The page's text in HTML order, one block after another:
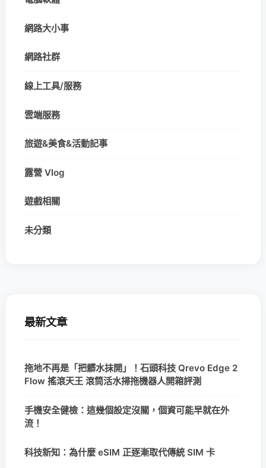
網路大小事
網路社群
線上工具/服務
雲端服務
旅遊&美食&活動記事
露營 Vlog
遊戲相關
未分類
最新文章
拖地不再是「把髒水抹開」！石頭科技 Qrevo Edge 2
Flow 搖滾天王 滾筒活水掃拖機器人開箱評測
手機安全健檢：這幾個設定沒關，個資可能早就在外
流！
科技新知：為什麼 eSIM 正逐漸取代傳統 SIM 卡